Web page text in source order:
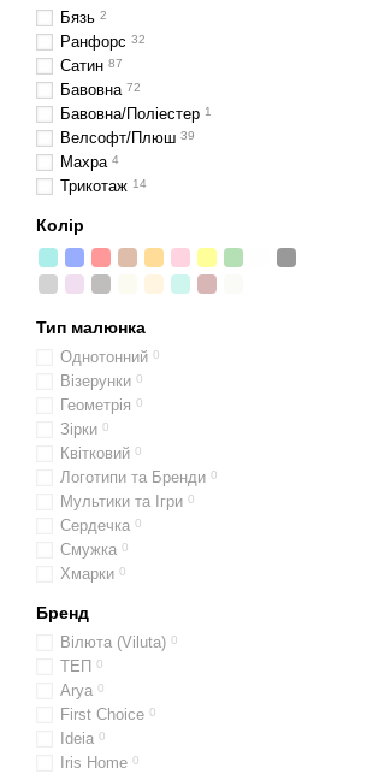
Бязь 2
Ранфорс 32
Сатин 87
Бавовна 72
Бавовна/Поліестер 1
Велсофт/Плюш 39
Махра 4
Трикотаж 14
Колір
Тип малюнка
Однотонний 0
Візерунки 0
Геометрія 0
Зірки 0
Квітковий 0
Логотипи та Бренди 0
Мультики та Ігри 0
Сердечка 0
Смужка 0
Хмарки 0
Бренд
Вілюта (Viluta) 0
ТЕП 0
Arya 0
First Choice 0
Ideia 0
Iris Home 0